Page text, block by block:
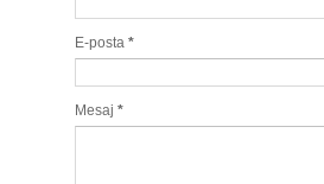
E-posta *
Mesaj *